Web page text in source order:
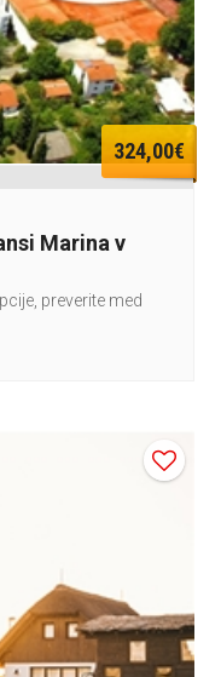
324,00€
Marina v
preverite med